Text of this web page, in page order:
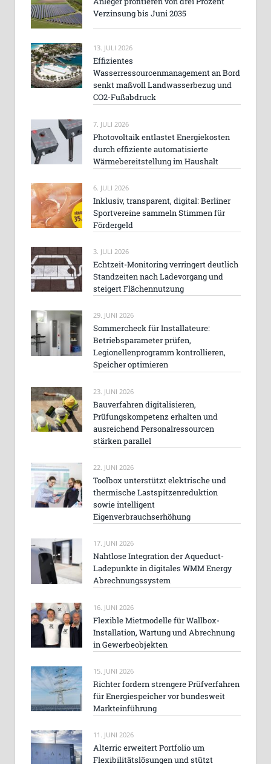
Verzinsung bis Juni 2035
13. JULI 2026
Effizientes
Wasserressourcenmanagement an Bord
senkt maßvoll Landwasserbezug und
CO2-Fußabdruck
7. JULI 2026
Photovoltaik entlastet Energiekosten
durch effiziente automatisierte
Wärmebereitstellung im Haushalt
6. JULI 2026
Inklusiv, transparent, digital: Berliner
Sportvereine sammeln Stimmen für
Fördergeld
3. JULI 2026
Echtzeit-Monitoring verringert deutlich
Standzeiten nach Ladevorgang und
steigert Flächennutzung
29. JUNI 2026
Sommercheck für Installateure:
Betriebsparameter prüfen,
Legionellenprogramm kontrollieren,
Speicher optimieren
23. JUNI 2026
Bauverfahren digitalisieren,
Prüfungskompetenz erhalten und
ausreichend Personalressourcen
stärken parallel
22. JUNI 2026
Toolbox unterstützt elektrische und
thermische Lastspitzenreduktion
sowie intelligent
Eigenverbrauchserhöhung
17. JUNI 2026
Nahtlose Integration der Aqueduct-
Ladepunkte in digitales WMM Energy
Abrechnungssystem
16. JUNI 2026
Flexible Mietmodelle für Wallbox-
Installation, Wartung und Abrechnung
in Gewerbeobjekten
15. JUNI 2026
Richter fordern strengere Prüfverfahren
für Energiespeicher vor bundesweit
Markteinführung
11. JUNI 2026
Alterric erweitert Portfolio um
Flexibilitätslösungen und stützt